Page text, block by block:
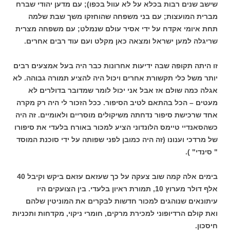
שישב שנים רבות בכלא על לא עוול בכפו); עם מדען יהודי שברח
מברית המועצות; עם בני משפחה שהוחזקו משך שבת שלמה
תחת איומי אקדח על ידי אסיר עולם שנמלט; עם משפחה מצרית
שריגלה למען ישראל ומצאה כאן מקלט ועם עוד רבים אחרים.
זו היתה תקופה שבה ידיעות אחרונות כבר היה בעל אמצעים רבים
יותר משל כלי תקשורת אחרים ויכול היה להציע תמורה גבוהה. לא
אגלה כמה שולם אז אבל אני יכול לומר שמדובר בדולרים לא
מעטים – הכל בהתאם לטיב הסיפור. ככל הזכור לי היה רק מקרה
אחד שרכישת סיפור נדחתה משיקולים מוסריים ולאומיים. זה היה
כשהסאנדיי טיימס הלונדוני הציע למכור באורח בלעדי את סיפורו
של מרדכי וענונו (זה היה כמובן לפני שפותה על ידי סוכנת המוסד
" סינדי" ).
בימים אלה קמה שוב צעקה על כך שעזאם עזאם ביקש וקיבל 40
אלף דולר מערוץ 10, תמורת ראיון בלעדי. בין הצועקים היו
עיתונאים שנוהגים למכור חדשות לבקרים את המוניטין שלהם
ואת קולם הרדיופוני למכירת מרקים, חומרי ניקוי, מקדחות ותכניות
חיסכון.